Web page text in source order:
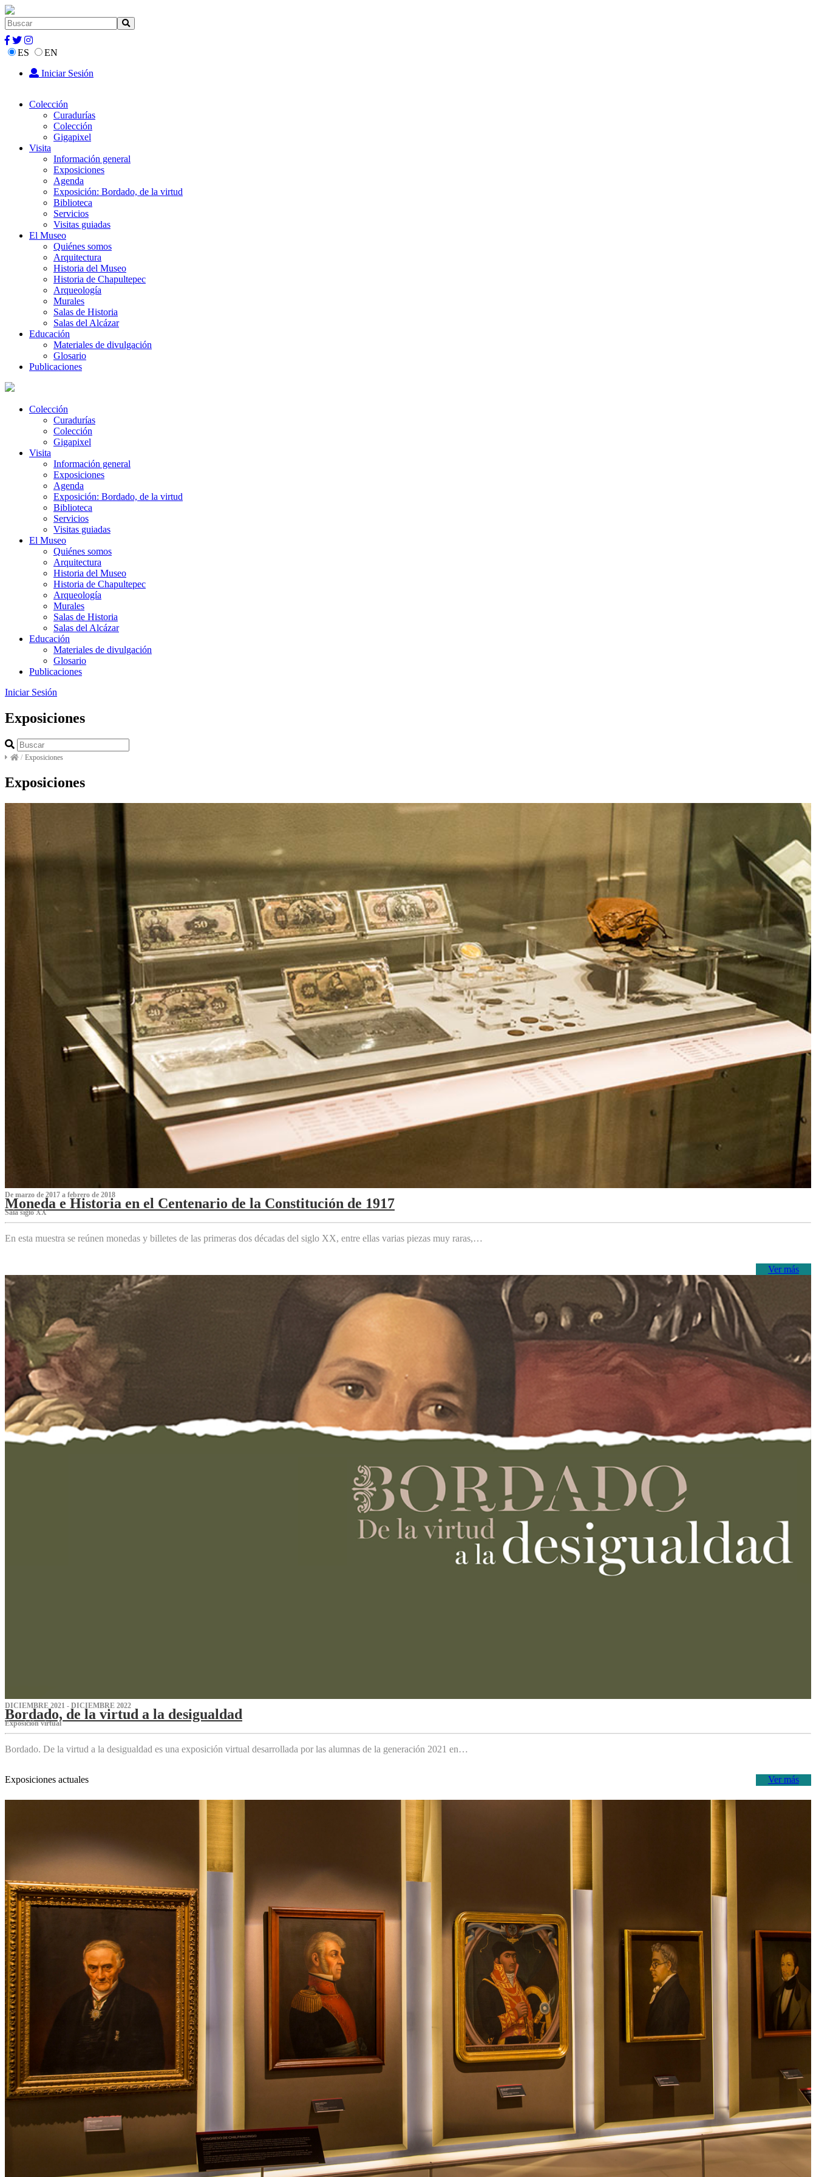
ES
EN
Iniciar Sesión
Colección
Curadurías
Colección
Gigapixel
Visita
Información general
Exposiciones
Agenda
Exposición: Bordado, de la virtud
Biblioteca
Servicios
Visitas guiadas
El Museo
Quiénes somos
Arquitectura
Historia del Museo
Historia de Chapultepec
Arqueología
Murales
Salas de Historia
Salas del Alcázar
Educación
Materiales de divulgación
Glosario
Publicaciones
Colección
Curadurías
Colección
Gigapixel
Visita
Información general
Exposiciones
Agenda
Exposición: Bordado, de la virtud
Biblioteca
Servicios
Visitas guiadas
El Museo
Quiénes somos
Arquitectura
Historia del Museo
Historia de Chapultepec
Arqueología
Murales
Salas de Historia
Salas del Alcázar
Educación
Materiales de divulgación
Glosario
Publicaciones
Iniciar Sesión
Exposiciones
/ Exposiciones
Exposiciones
De marzo de 2017 a febrero de 2018
Moneda e Historia en el Centenario de la Constitución de 1917
Sala siglo XX
En esta muestra se reúnen monedas y billetes de las primeras dos décadas del siglo XX, entre ellas varias piezas muy raras,…
Ver más
DICIEMBRE 2021 - DICIEMBRE 2022
Bordado, de la virtud a la desigualdad
Exposición virtual‌
Bordado. De la virtud a la desigualdad es una exposición virtual desarrollada por las alumnas de la generación 2021 en…
Ver más
Exposiciones actuales